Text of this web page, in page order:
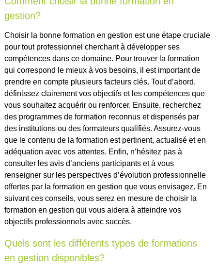
gestion?
Choisir la bonne formation en gestion est une étape cruciale
pour tout professionnel cherchant à développer ses
compétences dans ce domaine. Pour trouver la formation
qui correspond le mieux à vos besoins, il est important de
prendre en compte plusieurs facteurs clés. Tout d’abord,
définissez clairement vos objectifs et les compétences que
vous souhaitez acquérir ou renforcer. Ensuite, recherchez
des programmes de formation reconnus et dispensés par
des institutions ou des formateurs qualifiés. Assurez-vous
que le contenu de la formation est pertinent, actualisé et en
adéquation avec vos attentes. Enfin, n’hésitez pas à
consulter les avis d’anciens participants et à vous
renseigner sur les perspectives d’évolution professionnelle
offertes par la formation en gestion que vous envisagez. En
suivant ces conseils, vous serez en mesure de choisir la
formation en gestion qui vous aidera à atteindre vos
objectifs professionnels avec succès.
Quels sont les différents types de formations
en gestion disponibles?